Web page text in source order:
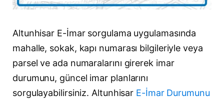
Altunhisar E-İmar sorgulama uygulamasında
mahalle, sokak, kapı numarası bilgileriyle veya
parsel ve ada numaralarını girerek imar
durumunu, güncel imar planlarını
sorgulayabilirsiniz. Altunhisar E-İmar Durumunu